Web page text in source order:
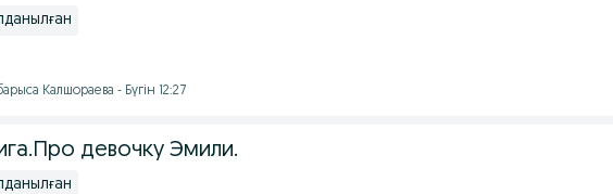
Калшораева - Бүгін 12:27
девочку Эмили.